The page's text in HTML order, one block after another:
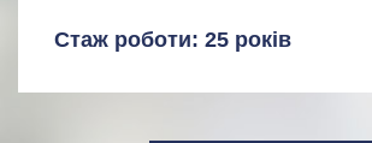
Стаж роботи: 25 років